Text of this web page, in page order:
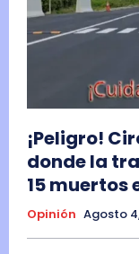
¡Peligro!
donde la
15 muertos
Opinión Agosto